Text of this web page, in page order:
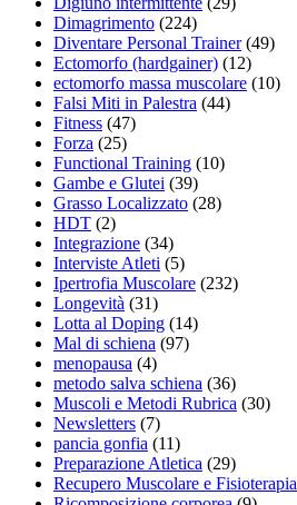
Dimagrimento (224)
Diventare Personal Trainer(49)
Ectomorfo (hardgainer) (12)
ectomorfo massa muscolare (10)
Falsi Miti in Palestra (44)
Fitness (47)
Forza (25)
Functional Training (10)
Gambe e Glutei (39)
Grasso Localizzato (28)
HDT (2)
Integrazione (34)
Interviste Atleti (5)
Ipertrofia Muscolare (232)
Longevità (31)
Lotta al Doping (14)
Mal di schiena (97)
menopausa (4)
metodo salva schiena (36)
Muscoli e Metodi Rubrica (30)
Newsletters (7)
pancia gonfia (11)
Preparazione Atletica (29)
Recupero Muscolare e Fisioterapia